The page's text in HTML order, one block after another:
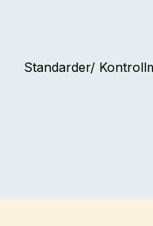
Standarder/